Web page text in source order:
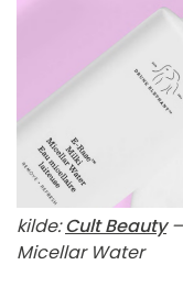
kilde:Cult Beauty–
Micellar Water